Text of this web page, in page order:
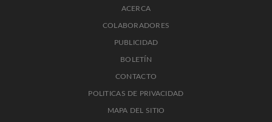
ACERCA
COLABORADORES
PUBLICIDAD
BOLETÍN
CONTACTO
POLITICAS DE PRIVACIDAD
MAPA DEL SITIO